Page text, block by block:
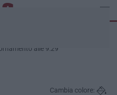
alle 9:29
Cambia colore: